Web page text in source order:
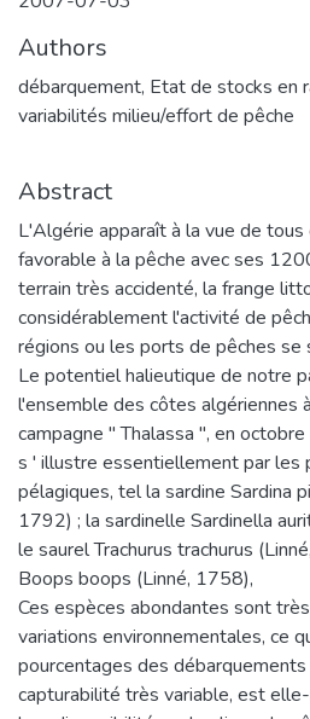
Authors
débarquement, Etat de stocks en
variabilités milieu/effort de pêche
Abstract
L'Algérie apparaît à la vue de
favorable à la pêche avec ses
terrain très accidenté, la frange
considérablement l'activité de
régions ou les ports de pêches
Le potentiel halieutique de notre
l'ensemble des côtes
campagne " Thalassa ", en
s ' illustre essentiellement par les
pélagiques, tel la sardine Sardina
1792) ; la sardinelle Sardinella
le saurel Trachurus trachurus
Boops boops (Linné, 1758),
Ces espèces abondantes sont
variations environnementales, ce
pourcentages des débarquements
capturabilité très variable, est